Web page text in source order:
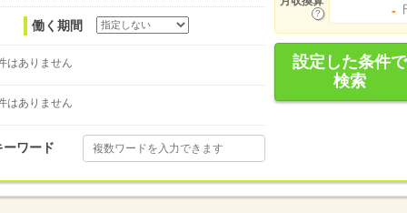
働く期間
はありません
はありません
ーワード
-
設定した条件で
検索